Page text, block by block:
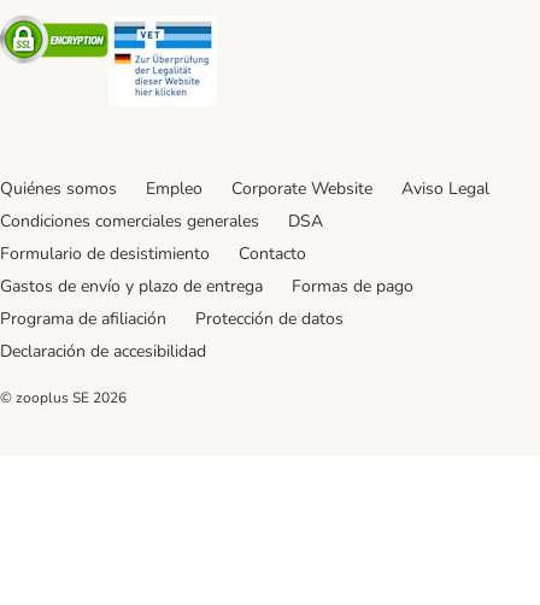
Security
Quiénes somos Empleo Corporate Website
Aviso Legal
Condiciones comerciales generales
DSA
Formulario de desistimiento
Contacto
Gastos de envío y plazo de entrega
Formas de pago
Programa de afiliación
Protección de datos
Declaración de accesibilidad
© zooplus SE 2026